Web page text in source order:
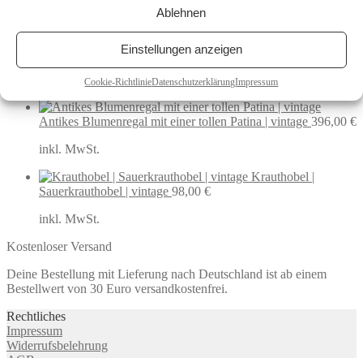
Ablehnen
Einstellungen anzeigen
Cookie-RichtlinieDatenschutzerklärungImpressum
Vintage Ratan-Schaukelstuhl
inkl. MwSt.
Antikes Blumenregal mit einer tollen Patina | vintage 396,00 €
inkl. MwSt.
Krauthobel |
Sauerkrauthobel | vintage 98,00 €
inkl. MwSt.
Kostenloser Versand
Deine Bestellung mit Lieferung nach Deutschland ist ab einem
Bestellwert von 30 Euro versandkostenfrei.
Rechtliches
Impressum
Widerrufsbelehrung